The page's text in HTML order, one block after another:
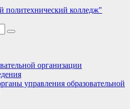
организации
управления образовательной